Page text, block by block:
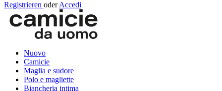
Registrieren oder Accedi
Nuovo
Camicie
Maglia e sudore
Polo e magliette
Biancheria intima